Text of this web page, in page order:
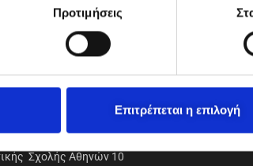
Προτιμήσεις
Επιτρέπεται η επιλογή
Α.Ε.Ε.
Σχολής Αθηνών 10